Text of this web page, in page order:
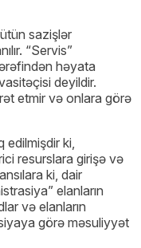
sazişlər
“Servis”
həyata
deyildir.
etmir və onlara görə
ki,
resurslara girişə və
ki, dair
elanların
və elanların
görə məsuliyyət